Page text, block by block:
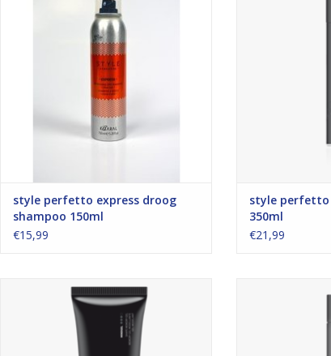
style perfetto express droog
shampoo 150ml
€15,99
style perfetto
350ml
€21,99
strong hold gel voor sculpten en shapen.
TOEVOEGEN AAN WINKELWAGEN
TOEVOEGEN